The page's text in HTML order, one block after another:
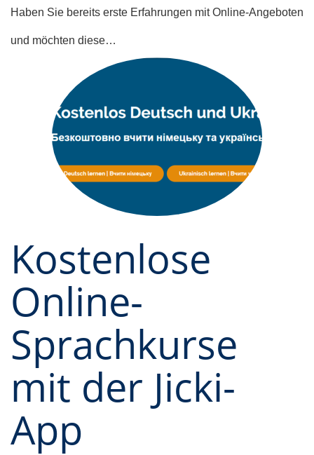
Haben Sie bereits erste Erfahrungen mit Online-Angeboten
und möchten diese…
Kostenlose
Online-
Sprachkurse
mit der Jicki-
App